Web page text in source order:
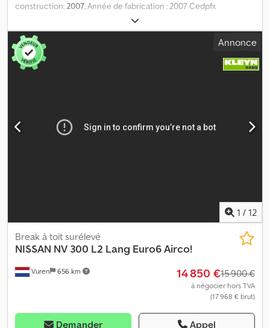
construction:2007, Année de fabrication : 2007 Cedpfx
Annonce
1 / 12
Vuren 656 km
Break à toit surélevé
NISSAN NV 300 L2 Lang Euro6 Airco!
14 850 €15 900 €
à négocier hors TVA
(17 968 € brut)
Demander Appel